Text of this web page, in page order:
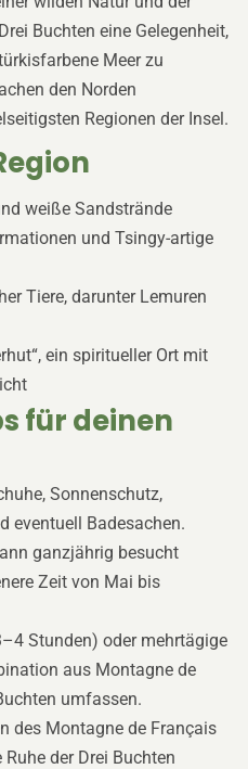
Buchten eine Gelegenheit,
Meer zu
den Norden
Regionen der Insel.
weiße Sandstrände
und Tsingy-artige
Tiere, darunter Lemuren
ein spiritueller Ort mit
für deinen
Sonnenschutz,
eventuell Badesachen.
ganzjährig besucht
Zeit von Mai bis
Stunden) oder mehrtägige
aus Montagne de
umfassen.
des Montagne de Français
der Drei Buchten